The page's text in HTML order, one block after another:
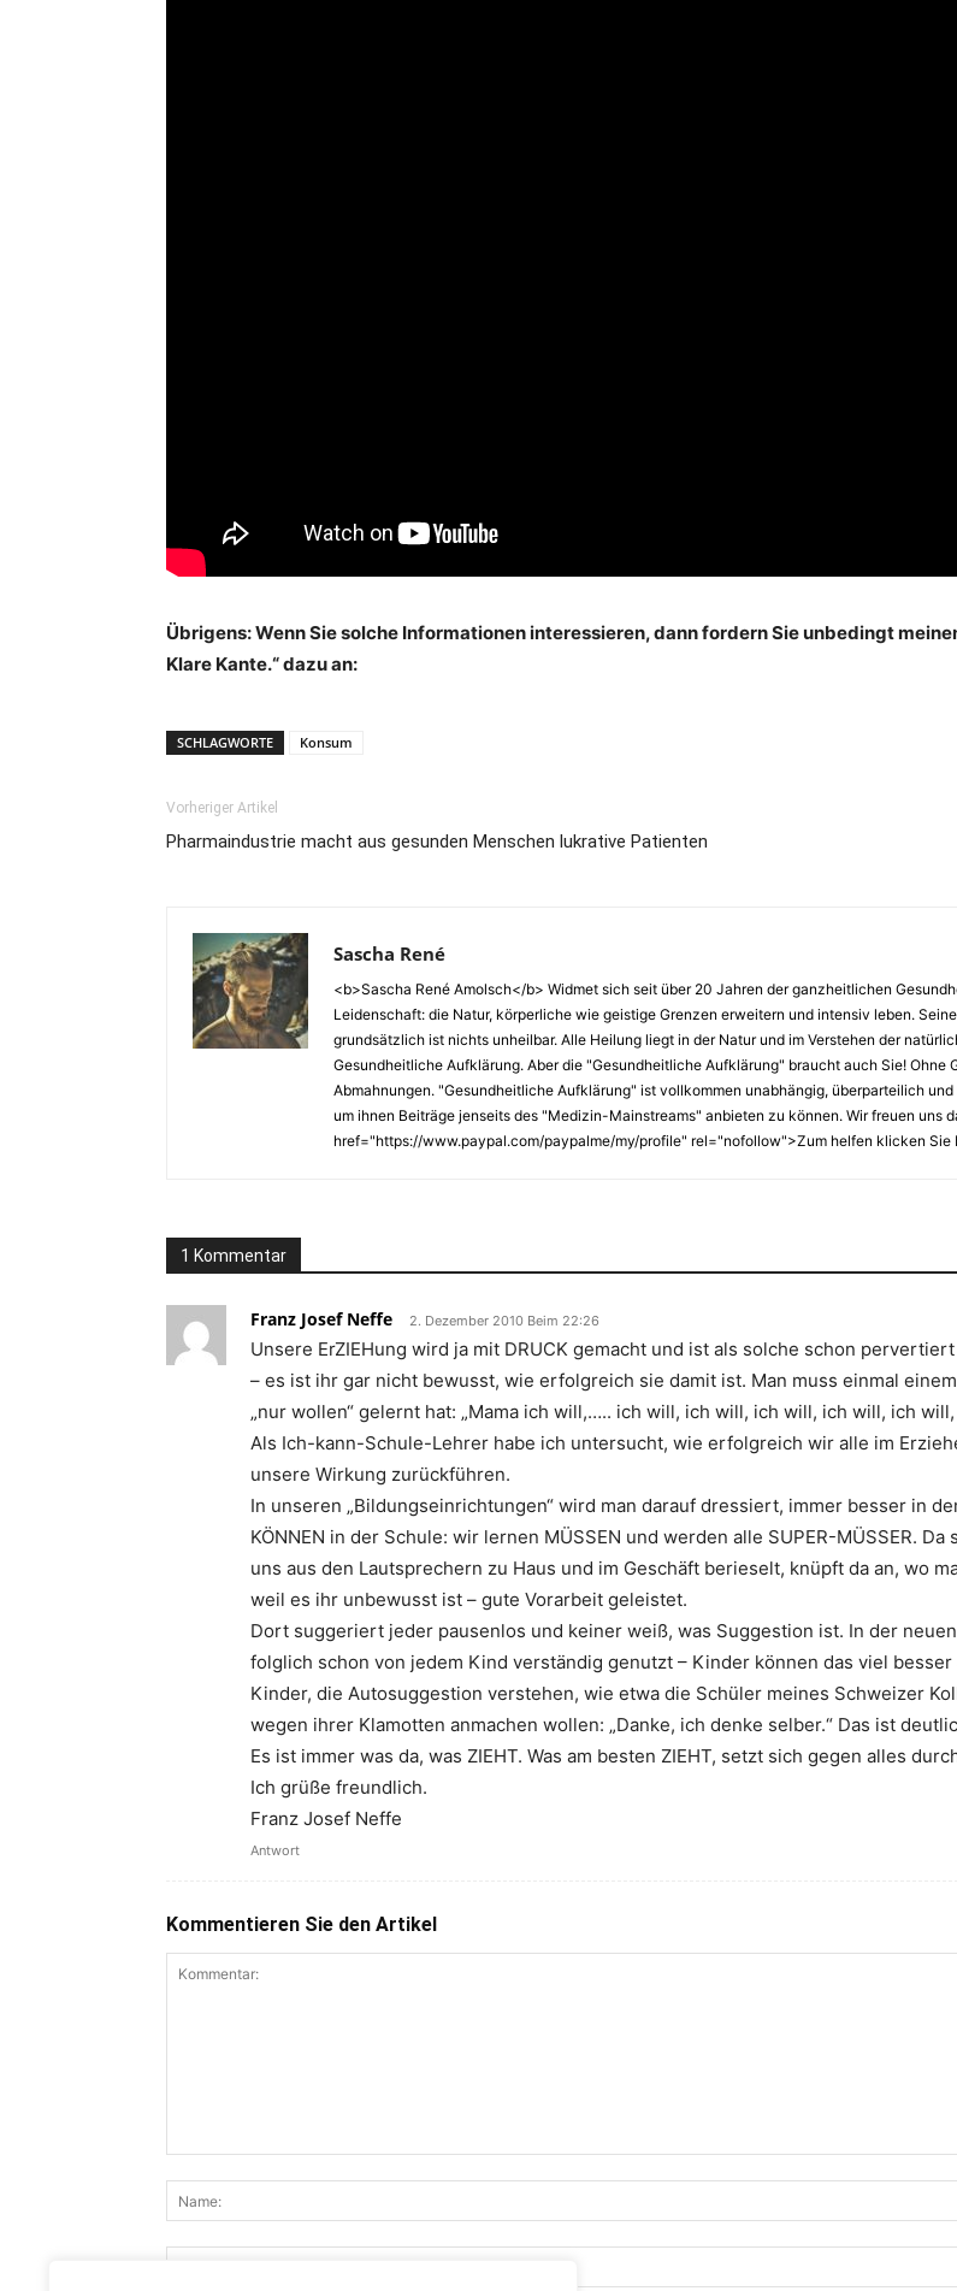
Übrigens: Wenn Sie solche Informationen interessieren, dann fordern Sie unbedingt
Klare Kante.“ dazu an:
SCHLAGWORTE Konsum
Vorheriger Artikel
Pharmaindustrie macht aus gesunden Menschen lukrative Patienten
Sascha René
<b>Sascha René Amolsch</b> Widmet sich seit über 20 Jahren der ganzheitlichen
Leidenschaft: die Natur, körperliche wie geistige Grenzen erweitern und intensiv leben.
grundsätzlich ist nichts unheilbar. Alle Heilung liegt in der Natur und im Verstehen der
Gesundheitliche Aufklärung. Aber die "Gesundheitliche Aufklärung" braucht auch Sie! Ohne
Abmahnungen. "Gesundheitliche Aufklärung" ist vollkommen unabhängig, überparteilich
um ihnen Beiträge jenseits des "Medizin-Mainstreams" anbieten zu können. Wir freuen uns
href="https://www.paypal.com/paypalme/my/profile" rel="nofollow">Zum helfen klicken Sie
1 Kommentar
Franz Josef Neffe 2. Dezember 2010 Beim 22:26
Unsere ErZIEHung wird ja mit DRUCK gemacht und ist als solche schon
– es ist ihr gar nicht bewusst, wie erfolgreich sie damit ist. Man muss einmal
„nur wollen“ gelernt hat: „Mama ich will,….. ich will, ich will, ich will, ich will, ich
Als Ich-kann-Schule-Lehrer habe ich untersucht, wie erfolgreich wir alle im
unsere Wirkung zurückführen.
In unseren „Bildungseinrichtungen“ wird man darauf dressiert, immer besser in
KÖNNEN in der Schule: wir lernen MÜSSEN und werden alle SUPER-MÜSSER.
uns aus den Lautsprechern zu Haus und im Geschäft berieselt, knüpft da an, wo
weil es ihr unbewusst ist – gute Vorarbeit geleistet.
Dort suggeriert jeder pausenlos und keiner weiß, was Suggestion ist. In der
folglich schon von jedem Kind verständig genutzt – Kinder können das viel besser
Kinder, die Autosuggestion verstehen, wie etwa die Schüler meines Schweizer
wegen ihrer Klamotten anmachen wollen: „Danke, ich denke selber.“ Das ist
Es ist immer was da, was ZIEHT. Was am besten ZIEHT, setzt sich gegen alles
Ich grüße freundlich.
Franz Josef Neffe
Antwort
Kommentieren Sie den Artikel